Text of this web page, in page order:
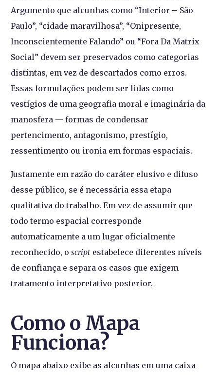
Argumento que alcunhas como “Interior – São
Paulo”, “cidade maravilhosa”, “Onipresente,
Inconscientemente Falando” ou “Fora Da Matrix
Social” devem ser preservados como categorias
distintas, em vez de descartados como erros.
Essas formulações podem ser lidas como
vestígios de uma geografia moral e imaginária da
manosfera — formas de condensar
pertencimento, antagonismo, prestígio,
ressentimento ou ironia em formas espaciais.
Justamente em razão do caráter elusivo e difuso
desse público, se é necessária essa etapa
qualitativa do trabalho. Em vez de assumir que
todo termo espacial corresponde
automaticamente a um lugar oficialmente
reconhecido, oscript estabelece diferentes níveis
de confiança e separa os casos que exigem
tratamento interpretativo posterior.
Como o Mapa
Funciona?
O mapa abaixo exibe as alcunhas em uma caixa